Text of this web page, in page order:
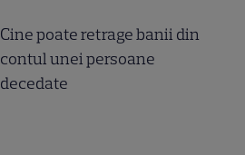
Cine poate retrage banii din
contul unei persoane
decedate